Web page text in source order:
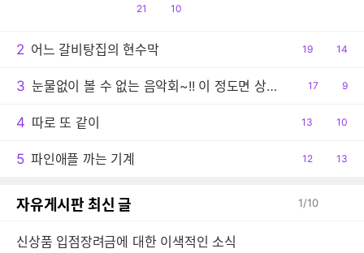
공
21
댓
10
2 어느 갈비탕집의 현수막
공
19
댓
14
3 눈물없이 볼 수 없는 음악회~!! 이 정도면 상줘야..ㅠ
공
17
댓
9
4 따로 또 같이
공
13
댓
10
5 파인애플 까는 기계
공
12
댓
13
자유게시판 최신 글 1/10
신상품 입점장려금에 대한 이색적인 소식